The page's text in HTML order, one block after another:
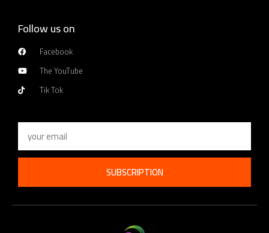
Follow us on
Facebook
The YouTube
Tik Tok
SUBSCRIPTION